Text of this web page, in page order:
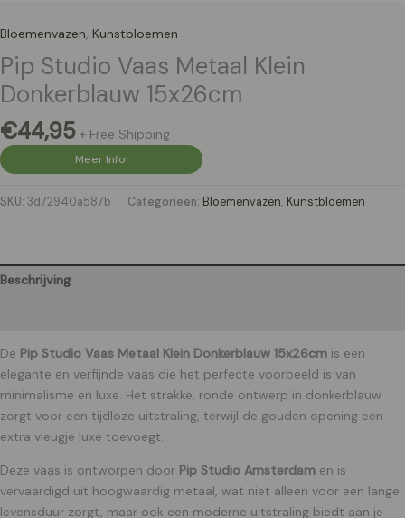
Bloemenvazen, Kunstbloemen
Pip Studio Vaas Metaal Klein
Donkerblauw 15x26cm
€44,95 + Free Shipping
Meer Info!
SKU: 3d72940a587b Categorieën: Bloemenvazen, Kunstbloemen
Beschrijving
De Pip Studio Vaas Metaal Klein Donkerblauw 15x26cm is een
elegante en verfijnde vaas die het perfecte voorbeeld is van
minimalisme en luxe. Het strakke, ronde ontwerp in donkerblauw
zorgt voor een tijdloze uitstraling, terwijl de gouden opening een
extra vleugje luxe toevoegt.
Deze vaas is ontworpen door Pip Studio Amsterdam en is
vervaardigd uit hoogwaardig metaal, wat niet alleen voor een lange
levensduur zorgt, maar ook een moderne uitstraling biedt aan je